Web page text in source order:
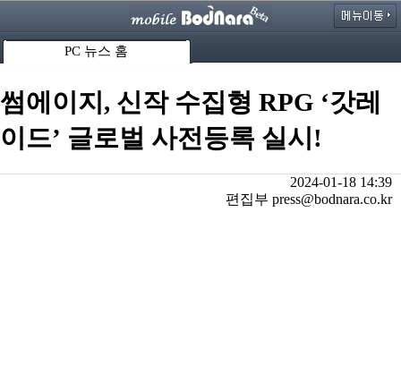
PC 뉴스 홈
썸에이지, 신작 수집형 RPG ‘갓레
이드’ 글로벌 사전등록 실시!
2024-01-18 14:39
편집부 press@bodnara.co.kr